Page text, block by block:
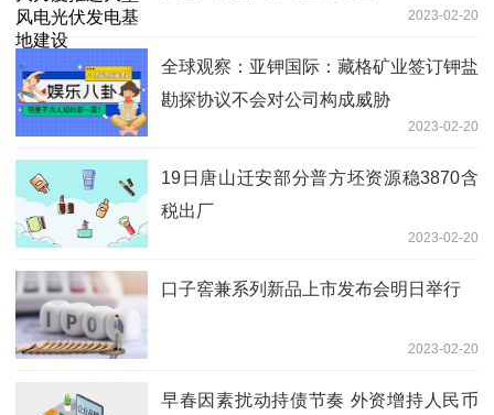
2023-02-20
全球观察：亚钾国际：藏格矿业签订钾盐
勘探协议不会对公司构成威胁
2023-02-20
19日唐山迁安部分普方坯资源稳3870含
税出厂
2023-02-20
口子窖兼系列新品上市发布会明日举行
2023-02-20
早春因素扰动持债节奏 外资增持人民币